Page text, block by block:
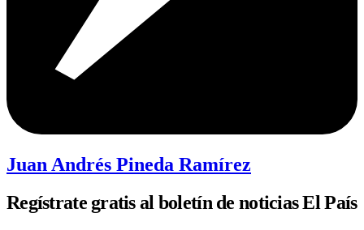
Juan Andrés Pineda Ramírez
Regístrate gratis al boletín de noticias El País